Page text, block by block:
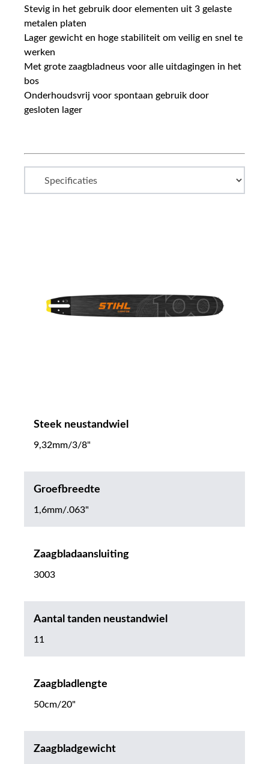
Stevig in het gebruik door elementen uit 3 gelaste
metalen platen
Lager gewicht en hoge stabiliteit om veilig en snel te
werken
Met grote zaagbladneus voor alle uitdagingen in het
bos
Onderhoudsvrij voor spontaan gebruik door
gesloten lager
Steek neustandwiel
9,32mm/3/8"
Groefbreedte
1,6mm/.063"
Zaagbladaansluiting
3003
Aantal tanden neustandwiel
11
Zaagbladlengte
50cm/20"
Zaagbladgewicht